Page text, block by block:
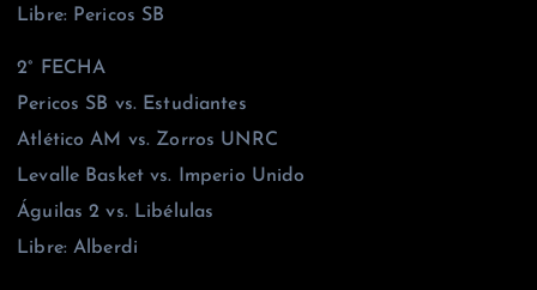
Libre: Pericos SB
2° FECHA
Pericos SB vs. Estudiantes
Atlético AM vs. Zorros UNRC
Levalle Basket vs. Imperio Unido
Águilas 2 vs. Libélulas
Libre: Alberdi